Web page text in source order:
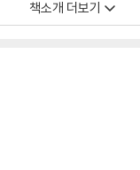
디지털문인협회 회장)는
의 유희가 없다. 소박하
과와 그 연륜의 원숙성을
는 데 유익하다. 왜 김홍신
와 상징과 압축의 방정식
책소개 더보기